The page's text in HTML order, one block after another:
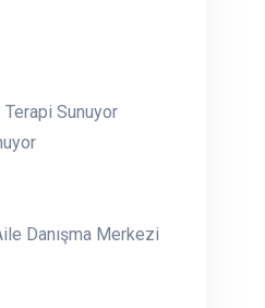
Sunuyor
Danışma Merkezi